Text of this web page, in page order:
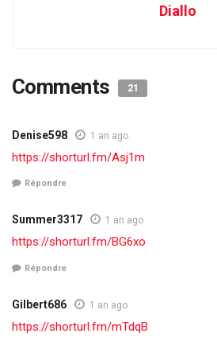
Diallo
Comments 21
Denise598 1 an ago
https://shorturl.fm/Asj1m
Répondre
Summer3317 1 an ago
https://shorturl.fm/BG6xo
Répondre
Gilbert686 1 an ago
https://shorturl.fm/mTdqB